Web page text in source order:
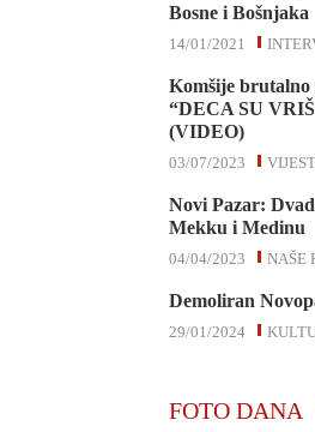
Bosne i Bošnjaka
14/01/2021
Komšije brutalno
“DECA SU
(VIDEO)
03/07/2023
Novi Pazar:
Mekku i Medinu
NAŠE
04/04/2023
Demoliran
29/01/2024
FOTO DANA